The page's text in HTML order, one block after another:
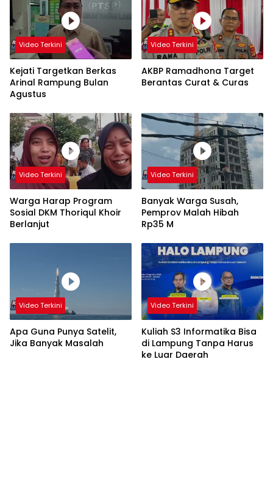
Video Terkini
Kejati Targetkan Berkas
Arinal Rampung Bulan
Agustus
Video Terkini
AKBP Ramadhona Target
Berantas Curat & Curas
Video Terkini
Warga Harap Program
Sosial DKM Thoriqul Khoir
Berlanjut
Video Terkini
Banyak Warga Susah,
Pemprov Malah Hibah
Rp35 M
Video Terkini
Apa Guna Punya Satelit,
Jika Banyak Masalah
Video Terkini
Kuliah S3 Informatika Bisa
di Lampung Tanpa Harus
ke Luar Daerah